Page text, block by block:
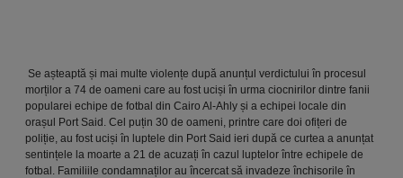
Se așteaptă și mai multe violențe după anunțul verdictului în procesul
morților a 74 de oameni care au fost uciși în urma ciocnirilor dintre fanii
popularei echipe de fotbal din Cairo Al-Ahly și a echipei locale din
orașul Port Said. Cel puțin 30 de oameni, printre care doi ofițeri de
poliție, au fost uciși în luptele din Port Said ieri după ce curtea a anunțat
sentințele la moarte a 21 de acuzați în cazul luptelor între echipele de
fotbal. Familiile condamnaților au încercat să invadeze închisorile în